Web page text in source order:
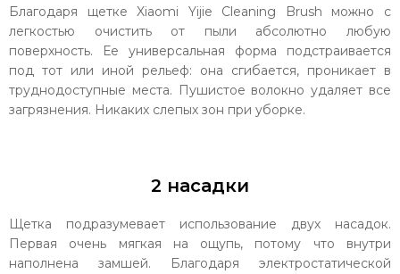
Благодаря щетке Xiaomi Yijie Cleaning Brush можно с
легкостью очистить от пыли абсолютно любую
поверхность. Ее универсальная форма подстраивается
под тот или иной рельеф: она сгибается, проникает в
труднодоступные места. Пушистое волокно удаляет все
загрязнения. Никаких слепых зон при уборке.
2 насадки
Щетка подразумевает использование двух насадок.
Первая очень мягкая на ощупь, потому что внутри
наполнена замшей. Благодаря электростатической